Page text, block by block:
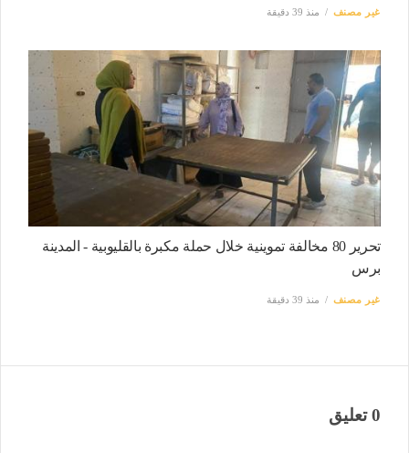
غير مصنف منذ 39 دقيقة
تحرير 80 مخالفة تموينية خلال حملة مكبرة بالقليوبية - المدينة
برس
غير مصنف منذ 39 دقيقة
0 تعليق